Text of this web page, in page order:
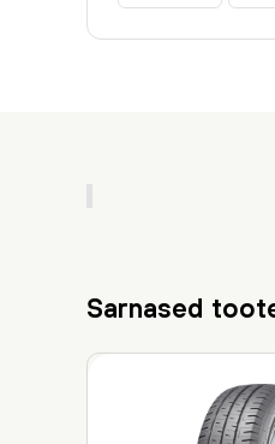
Sarnased